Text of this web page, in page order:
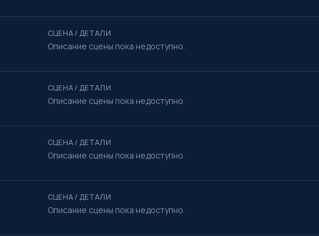
СЦЕНА / ДЕТАЛИ
Описание сцены пока недоступно.
СЦЕНА / ДЕТАЛИ
Описание сцены пока недоступно.
СЦЕНА / ДЕТАЛИ
Описание сцены пока недоступно.
СЦЕНА / ДЕТАЛИ
Описание сцены пока недоступно.